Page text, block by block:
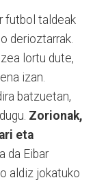
futbol taldeak
derioztarrak.
lortu dute,
izan.
batzuetan,
Zorionak,
eta
da Eibar
aldiz jokatuko